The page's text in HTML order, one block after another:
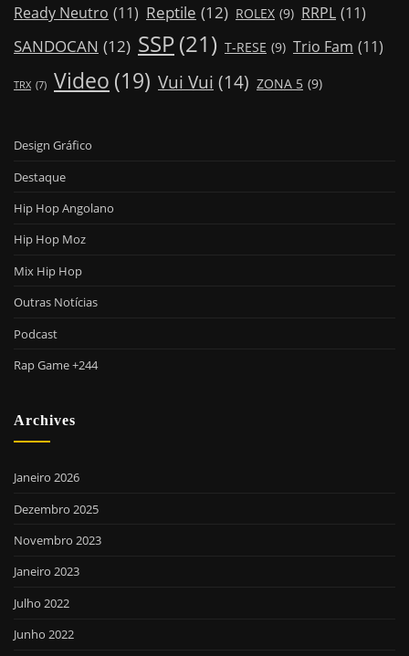
Ready Neutro (11) Reptile (12) ROLEX (9) RRPL (11)
SANDOCAN (12) SSP(21) T-RESE (9) Trio Fam (11)
TRX (7) Video (19) Vui Vui (14) ZONA 5 (9)
Design Gráfico
Destaque
Hip Hop Angolano
Hip Hop Moz
Mix Hip Hop
Outras Notícias
Podcast
Rap Game +244
Archives
Janeiro 2026
Dezembro 2025
Novembro 2023
Janeiro 2023
Julho 2022
Junho 2022